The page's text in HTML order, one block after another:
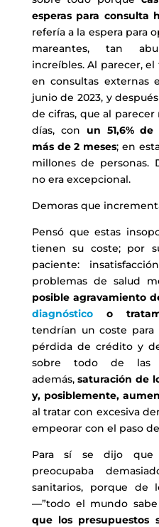
esperas para consulta
refería a la espera para
mareantes, tan
increíbles. Al parecer,
en consultas externas
junio de 2023, y
de cifras, que al
días, con un 51,6%
más de 2 meses; en
millones de personas.
no era excepcional.
Demoras que
Pensó que estas
tienen su coste; por
paciente:
problemas de salud
posible agravamiento
diagnósticoo
tendrían un coste
pérdida de crédito y
sobre todo de las
además,saturación de
y, posiblemente,
al tratar con excesiva
empeorar con el paso
Para sí se dijo que
preocupaba
sanitarios, porque de
—”todo el mundo
que los presupuestos